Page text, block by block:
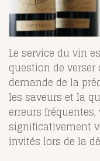
Le service du vin
question de
demande de la
les saveurs et la
erreurs
significativement
invités lors de la